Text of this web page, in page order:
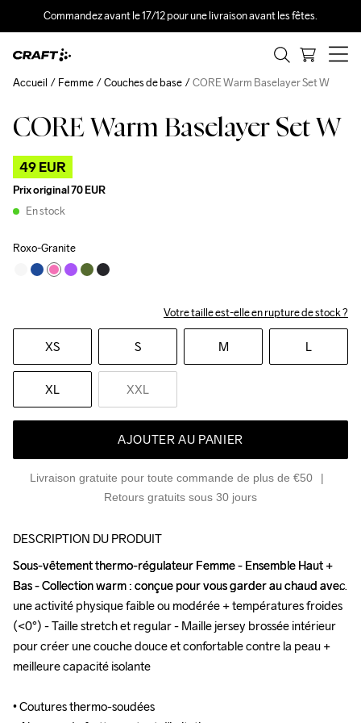
Commandez avant le 17/12 pour une livraison avant les fêtes.
CORE Warm Baselayer Set W
49 EUR
Prix original70 EUR
En stock
Roxo-Granite
Votre taille est-elle en rupture de stock ?
XS S M L
XL XXL
AJOUTER AU PANIER
Livraison gratuite pour toute commande de plus de €50
Retours gratuits sous 30 jours
Accueil Femme Couches de base CORE Warm Baselayer Set W
Outlet
DESCRIPTION DU PRODUIT
Sous-vêtement thermo-régulateur Femme - Ensemble Haut +
Bas - Collection warm : conçue pour vous garder au chaud avec
une activité physique faible ou modérée + températures froides
(<0°) - Taille stretch et regular - Maille jersey brossée intérieur
pour créer une couche douce et confortable contre la peau +
meilleure capacité isolante
• Coutures thermo-soudées
Sous-vêtement thermo-régulateur Femme - Ensemble Haut +
Bas - Collection warm : conçue pour vous garder au chaud avec
une activité physique faible ou modérée + températures froides
(<0°) - Taille stretch et regular - Maille jersey brossée intérieur
pour créer une couche douce et confortable contre la peau +
meilleure capacité isolante
• Coutures thermo-soudées